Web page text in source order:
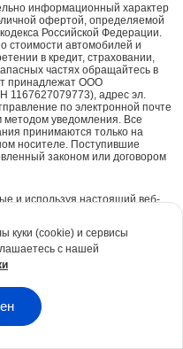
информационный характер
офертой, определяемой
Российской Федерации.
стоимости автомобилей и
в кредит, страховании,
частях обращайтесь в
принадлежат ООО
адрес эл.
по электронной почте
уведомления. Все
принимаются только на
носителе. Поступившие
законом или договором
и используя настоящий веб-
и обеспечения его корректной
файлы куки (cookie)
информация является сугубо
можете отключить куки с
куки (cookie) и сервисы
с нашей